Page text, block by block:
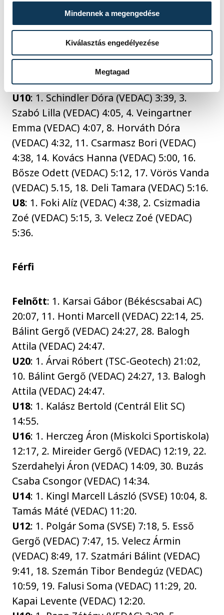
Mindennek a megengedése
Kiválasztás engedélyezése
Megtagad
Emma (VEDAC) 8:35, 16. Fódi Kata (VEDAC)
9:51, 22. Szűcs Laura (VEDAC) 10:07, 23.
Hegyi Zoé (VEDAC) 10:17, 24. Kecskés Bora
(VEDAC) 10:18, 26. Csizmadia Hanna
(VEDAC) 11:35, 27. Mireider Dorka (VEDAC)
12:24.
U10: 1. Schindler Dóra (VEDAC) 3:39, 3.
Szabó Lilla (VEDAC) 4:05, 4. Veingartner
Emma (VEDAC) 4:07, 8. Horváth Dóra
(VEDAC) 4:32, 11. Csarmasz Bori (VEDAC)
4:38, 14. Kovács Hanna (VEDAC) 5:00, 16.
Bősze Odett (VEDAC) 5:12, 17. Vörös Vanda
(VEDAC) 5.15, 18. Deli Tamara (VEDAC) 5:16.
U8: 1. Foki Alíz (VEDAC) 4:38, 2. Csizmadia
Zoé (VEDAC) 5:15, 3. Velecz Zoé (VEDAC)
5:36.
Férfi
Felnőtt: 1. Karsai Gábor (Békéscsabai AC)
20:07, 11. Honti Marcell (VEDAC) 22:14, 25.
Bálint Gergő (VEDAC) 24:27, 28. Balogh
Attila (VEDAC) 24:47.
U20: 1. Árvai Róbert (TSC-Geotech) 21:02,
10. Bálint Gergő (VEDAC) 24:27, 13. Balogh
Attila (VEDAC) 24:47.
U18: 1. Kalász Bertold (Centrál Elit SC)
14:55.
U16: 1. Herczeg Áron (Miskolci Sportiskola)
12:17, 2. Mireider Gergő (VEDAC) 12:19, 22.
Szerdahelyi Áron (VEDAC) 14:09, 30. Buzás
Csaba Csongor (VEDAC) 14:34.
U14: 1. Kingl Marcell László (SVSE) 10:04, 8.
Tamás Máté (VEDAC) 11:20.
U12: 1. Polgár Soma (SVSE) 7:18, 5. Esső
Gergő (VEDAC) 7:47, 15. Velecz Ármin
(VEDAC) 8:49, 17. Szatmári Bálint (VEDAC)
9:41, 18. Szemán Tibor Bendegúz (VEDAC)
10:59, 19. Falusi Soma (VEDAC) 11:29, 20.
Kapai Levente (VEDAC) 12:20.